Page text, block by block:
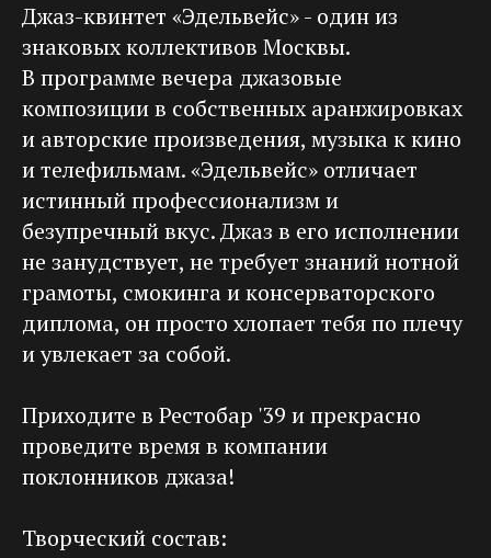
Джаз-квинтет «Эдельвейс» - один из
знаковых коллективов Москвы.
В программе вечера джазовые
композиции в собственных аранжировках
и авторские произведения, музыка к кино
и телефильмам. «Эдельвейс» отличает
истинный профессионализм и
безупречный вкус. Джаз в его исполнении
не занудствует, не требует знаний нотной
грамоты, смокинга и консерваторского
диплома, он просто хлопает тебя по плечу
и увлекает за собой.
Приходите в Рестобар '39 и прекрасно
проведите время в компании
поклонников джаза!
Творческий состав: